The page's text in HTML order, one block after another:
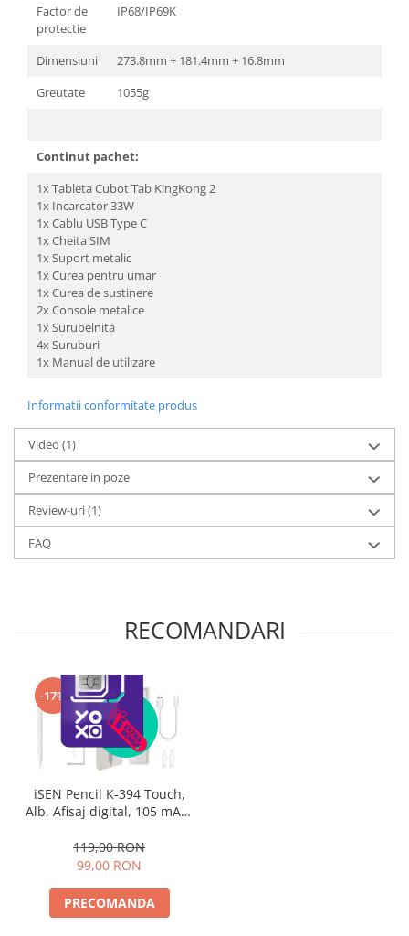
Factor de
protectie
IP68/IP69K
Dimensiuni
273.8mm + 181.4mm + 16.8mm
Greutate
1055g
Continut pachet:
1x Tableta Cubot Tab KingKong 2
1x Incarcator 33W
1x Cablu USB Type C
1x Cheita SIM
1x Suport metalic
1x Curea pentru umar
1x Curea de sustinere
2x Console metalice
1x Surubelnita
4x Suruburi
1x Manual de utilizare
Informatii conformitate produs
Video (1)
Prezentare in poze
Review-uri(1)
FAQ
RECOMANDARI
-17%
iSEN Pencil K-394 Touch,
Alb, Afisaj digital, 105 mAh,
Android, Hongmeng, partial
cu Windows OS
119,00 RON
99,00 RON
PRECOMANDA